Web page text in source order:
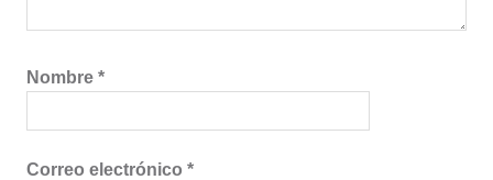
Nombre *
Correo electrónico *